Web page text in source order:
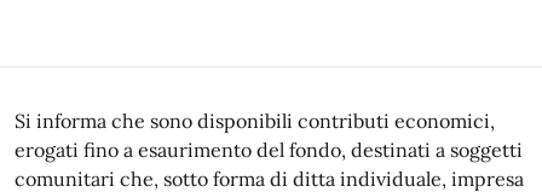
Si informa che sono disponibili contributi economici,
erogati fino a esaurimento del fondo, destinati a soggetti
comunitari che, sotto forma di ditta individuale, impresa